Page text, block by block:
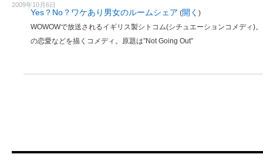
2009年10月6日
Yes？No？ワケあり男女のルームシェア (開く )
WOWOWで放送されるイギリス製シトコム(シチュエーションコメディ)
の恋愛などを描くコメディ。原題は”Not Going Out”